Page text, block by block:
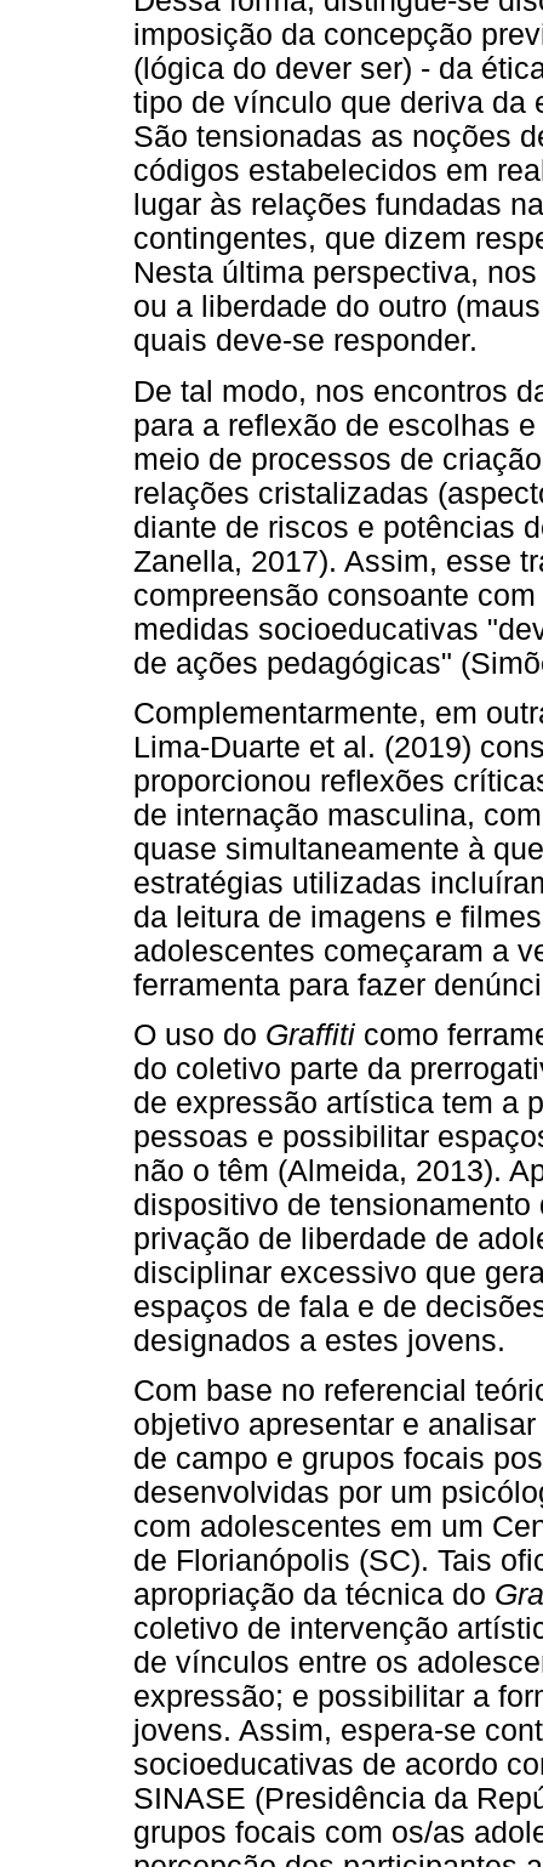
imposição da concepção
(lógica do dever ser) - da
tipo de vínculo que deriva da
São tensionadas as noções
códigos estabelecidos em
lugar às relações fundadas
contingentes, que dizem
Nesta última perspectiva,
ou a liberdade do outro
quais deve-se responder.
De tal modo, nos encontros
para a reflexão de escolhas
meio de processos de
relações cristalizadas
diante de riscos e potências
Zanella, 2017). Assim, esse
compreensão consoante
medidas socioeducativas
de ações pedagógicas"
Complementarmente, em
Lima-Duarte et al. (2019)
proporcionou reflexões
de internação masculina,
quase simultaneamente à
estratégias utilizadas
da leitura de imagens e
adolescentes começaram a
ferramenta para fazer
O uso do Graffiti como
do coletivo parte da
de expressão artística tem a
pessoas e possibilitar
não o têm (Almeida, 2013).
dispositivo de
privação de liberdade de
disciplinar excessivo que
espaços de fala e de
designados a estes jovens.
Com base no referencial
objetivo apresentar e
de campo e grupos focais
desenvolvidas por um
com adolescentes em um
de Florianópolis (SC). Tais
apropriação da técnica do
coletivo de intervenção
de vínculos entre os
expressão; e possibilitar a
jovens. Assim, espera-se
socioeducativas de acordo
SINASE (Presidência da
grupos focais com os/as